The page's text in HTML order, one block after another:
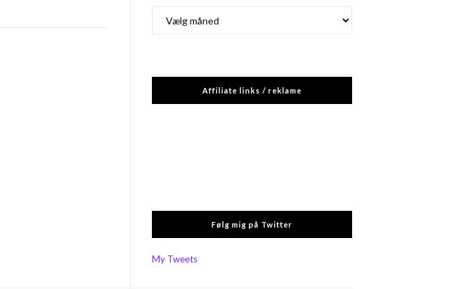
Affiliate links / reklame
Følg mig på Twitter
My Tweets